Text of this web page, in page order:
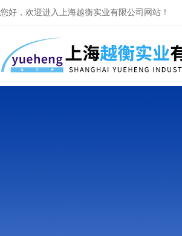
您好，欢迎进入上海越衡实业有限公司网站！